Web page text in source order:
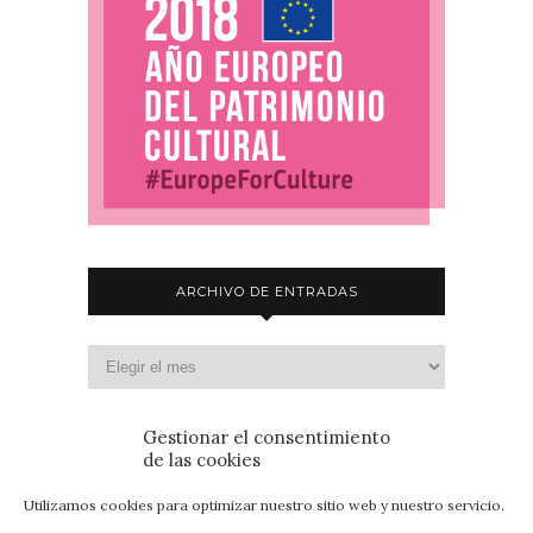
Gestionar el consentimiento
de las cookies
Utilizamos cookies para optimizar nuestro sitio web y nuestro servicio.
ARCHIVO DE ENTRADAS